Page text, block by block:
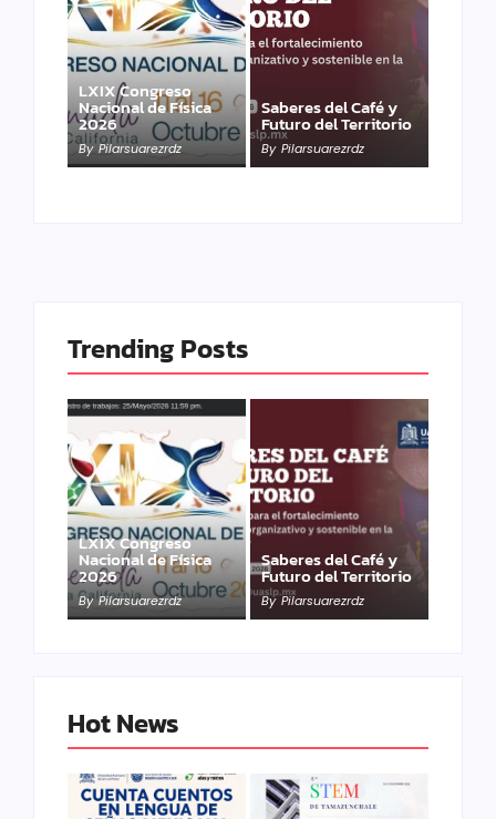
LXIX Congreso
Nacional de Física
2026
By Pilarsuarezrdz
Saberes del Café y
Futuro del Territorio
By Pilarsuarezrdz
Trending Posts
LXIX Congreso
Nacional de Física
2026
By Pilarsuarezrdz
Saberes del Café y
Futuro del Territorio
By Pilarsuarezrdz
Hot News